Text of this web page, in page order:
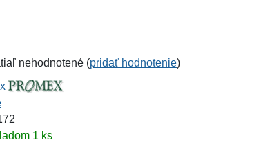
nehodnotené (pridať hodnotenie)
1 ks